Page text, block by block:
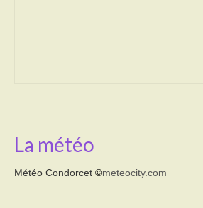
La météo
Météo Condorcet ©meteocity.com